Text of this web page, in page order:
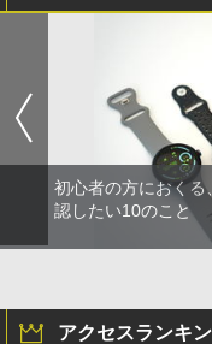
初心者の方におく
認したい10のこと
アクセスランキ